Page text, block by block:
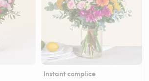
Instant complice